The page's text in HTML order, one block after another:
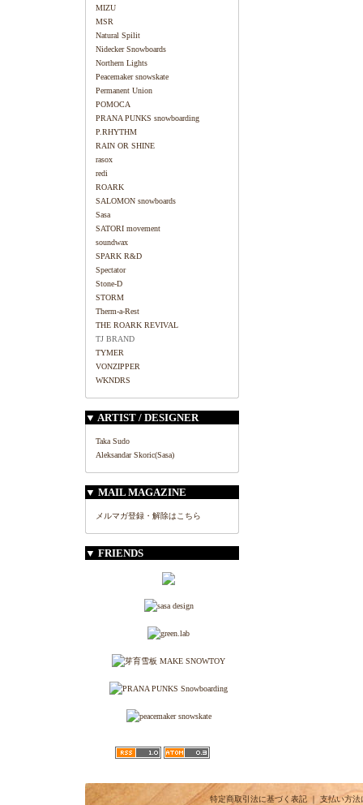
MIZU
MSR
Natural Spilit
Nidecker Snowboards
Northern Lights
Peacemaker snowskate
Permanent Union
POMOCA
PRANA PUNKS snowboarding
P.RHYTHM
RAIN OR SHINE
rasox
redi
ROARK
SALOMON snowboards
Sasa
SATORI movement
soundwax
SPARK R&D
Spectator
Stone-D
STORM
Therm-a-Rest
THE ROARK REVIVAL
TJ BRAND
TYMER
VONZIPPER
WKNDRS
▼ ARTIST / DESIGNER
Taka Sudo
Aleksandar Skoric(Sasa)
▼ MAIL MAGAZINE
メルマガ登録・解除はこちら
▼ FRIENDS
特定商取引法に基づく表記｜ 支払い方法